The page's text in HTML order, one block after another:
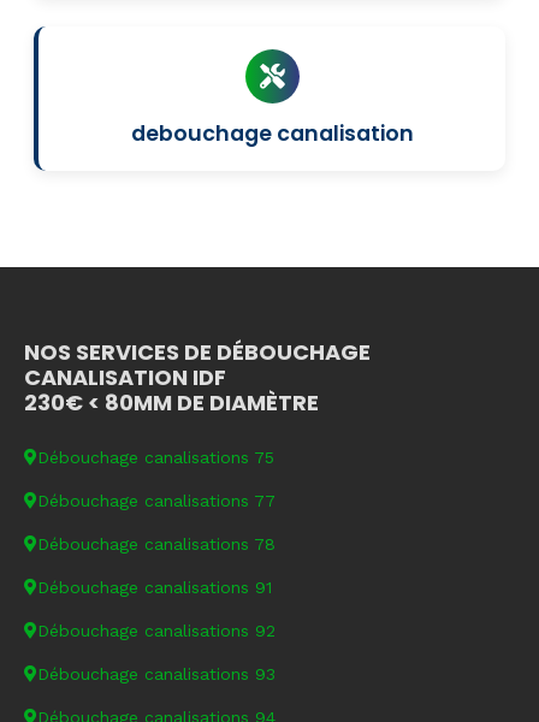
debouchage canalisation
NOS SERVICES DE DÉBOUCHAGE
CANALISATION IDF
230€ < 80MM DE DIAMÈTRE
Débouchage canalisations 75
Débouchage canalisations 77
Débouchage canalisations 78
Débouchage canalisations 91
Débouchage canalisations 92
Débouchage canalisations 93
Débouchage canalisations 94